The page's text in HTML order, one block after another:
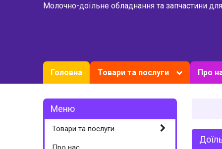
Молочно-доїльне обладнання та запчастини
Головна Товари та послуги Про
Товари та послуги